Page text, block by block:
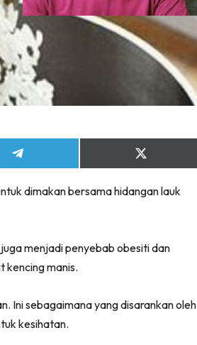
Share
on
Share
on
(Twitter)
dimakan bersama hidangan lauk
menjadi penyebab obesiti dan
kencing manis.
Ini sebagaimana yang disarankan oleh
kesihatan.